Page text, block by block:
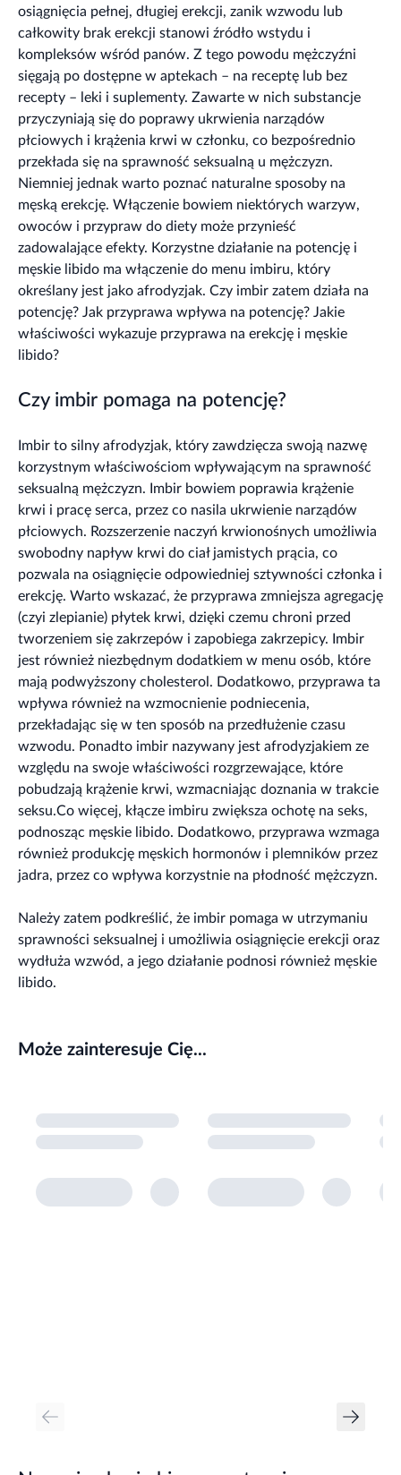
osiągnięcia pełnej, długiej erekcji, zanik wzwodu lub
całkowity brak erekcji stanowi źródło wstydu i
kompleksów wśród panów. Z tego powodu mężczyźni
sięgają po dostępne w aptekach – na receptę lub bez
recepty – leki i suplementy. Zawarte w nich substancje
przyczyniają się do poprawy ukrwienia narządów
płciowych i krążenia krwi w członku, co bezpośrednio
przekłada się na sprawność seksualną u mężczyzn.
Niemniej jednak warto poznać naturalne sposoby na
męską erekcję. Włączenie bowiem niektórych warzyw,
owoców i przypraw do diety może przynieść
zadowalające efekty. Korzystne działanie na potencję i
męskie libido ma włączenie do menu imbiru, który
określany jest jako afrodyzjak. Czy imbir zatem działa na
potencję? Jak przyprawa wpływa na potencję? Jakie
właściwości wykazuje przyprawa na erekcję i męskie
libido?
Czy imbir pomaga na potencję?
Imbir to silny afrodyzjak, który zawdzięcza swoją nazwę
korzystnym właściwościom wpływającym na sprawność
seksualną mężczyzn. Imbir bowiem poprawia krążenie
krwi i pracę serca, przez co nasila ukrwienie narządów
płciowych. Rozszerzenie naczyń krwionośnych umożliwia
swobodny napływ krwi do ciał jamistych prącia, co
pozwala na osiągnięcie odpowiedniej sztywności członka i
erekcję. Warto wskazać, że przyprawa zmniejsza agregację
(czyi zlepianie) płytek krwi, dzięki czemu chroni przed
tworzeniem się zakrzepów i zapobiega zakrzepicy. Imbir
jest również niezbędnym dodatkiem w menu osób, które
mają podwyższony cholesterol. Dodatkowo, przyprawa ta
wpływa również na wzmocnienie podniecenia,
przekładając się w ten sposób na przedłużenie czasu
wzwodu. Ponadto imbir nazywany jest afrodyzjakiem ze
względu na swoje właściwości rozgrzewające, które
pobudzają krążenie krwi, wzmacniając doznania w trakcie
seksu.Co więcej, kłącze imbiru zwiększa ochotę na seks,
podnosząc męskie libido. Dodatkowo, przyprawa wzmaga
również produkcję męskich hormonów i plemników przez
jadra, przez co wpływa korzystnie na płodność mężczyzn.
Należy zatem podkreślić, że imbir pomaga w utrzymaniu
sprawności seksualnej i umożliwia osiągnięcie erekcji oraz
wydłuża wzwód, a jego działanie podnosi również męskie
libido.
Może zainteresuje Cię...